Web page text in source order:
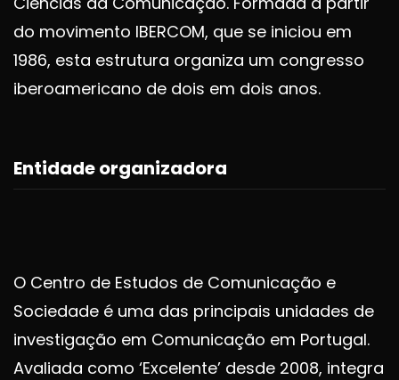
do movimento IBERCOM, que se iniciou em
1986, esta estrutura organiza um congresso
iberoamericano de dois em dois anos.
Entidade organizadora
O Centro de Estudos de Comunicação e
Sociedade é uma das principais unidades de
investigação em Comunicação em Portugal.
Avaliada como ‘Excelente’ desde 2008, integra